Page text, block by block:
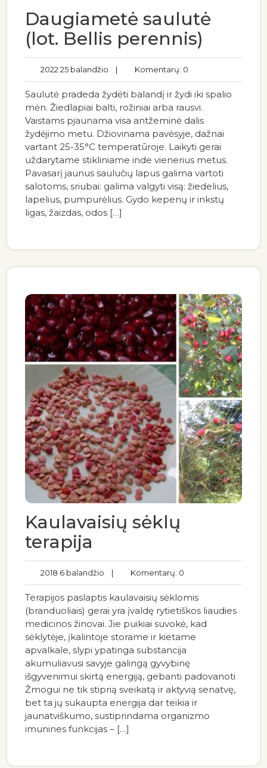
Daugiametė saulutė
(lot. Bellis perennis)
2022 25 balandžio | Komentarų: 0
Saulutė pradeda žydėti balandį ir žydi iki spalio
mėn. Žiedlapiai balti, rožiniai arba rausvi.
Vaistams pjaunama visa antžeminė dalis
žydėjimo metu. Džiovinama pavėsyje, dažnai
vartant 25-35°C temperatūroje. Laikyti gerai
uždarytame stikliniame inde vienerius metus.
Pavasarį jaunus saulučių lapus galima vartoti
salotoms, sriubai: galima valgyti visą: žiedelius,
lapelius, pumpurėlius. Gydo kepenų ir inkstų
ligas, žaizdas, odos […]
Kaulavaisių sėklų
terapija
2018 6 balandžio | Komentarų: 0
Terapijos paslaptis kaulavaisių sėklomis
(branduoliais) gerai yra įvaldę rytietiškos liaudies
medicinos žinovai. Jie puikiai suvokė, kad
sėklytėje, įkalintoje storame ir kietame
apvalkale, slypi ypatinga substancija
akumuliavusi savyje galingą gyvybinę
išgyvenimui skirtą energiją, gebanti padovanoti
Žmogui ne tik stiprią sveikatą ir aktyvią senatvę,
bet ta jų sukaupta energija dar teikia ir
jaunatviškumo, sustiprindama organizmo
imunines funkcijas – […]